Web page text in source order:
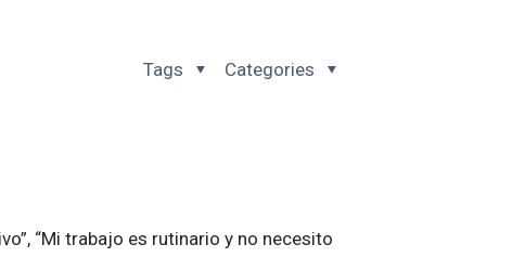
Categories
Tags
“Mi trabajo es rutinario y no necesito